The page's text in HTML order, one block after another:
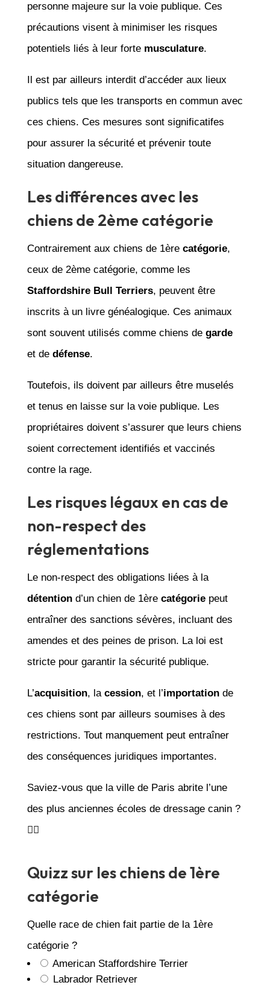
personne majeure sur la voie publique. Ces
précautions visent à minimiser les risques
potentiels liés à leur forte musculature.
Il est par ailleurs interdit d’accéder aux lieux
publics tels que les transports en commun avec
ces chiens. Ces mesures sont significatifes
pour assurer la sécurité et prévenir toute
situation dangereuse.
Les différences avec les
chiens de 2ème catégorie
Contrairement aux chiens de 1ère catégorie,
ceux de 2ème catégorie, comme les
Staffordshire Bull Terriers, peuvent être
inscrits à un livre généalogique. Ces animaux
sont souvent utilisés comme chiens de garde
et de défense.
Toutefois, ils doivent par ailleurs être muselés
et tenus en laisse sur la voie publique. Les
propriétaires doivent s’assurer que leurs chiens
soient correctement identifiés et vaccinés
contre la rage.
Les risques légaux en cas de
non-respect des
réglementations
Le non-respect des obligations liées à la
détentiond’un chien de 1ère catégoriepeut
entraîner des sanctions sévères, incluant des
amendes et des peines de prison. La loi est
stricte pour garantir la sécurité publique.
L’acquisition, la cession, et l’importationde
ces chiens sont par ailleurs soumises à des
restrictions. Tout manquement peut entraîner
des conséquences juridiques importantes.
Saviez-vous que la ville de Paris abrite l’une
des plus anciennes écoles de dressage canin ?
🐕‍🦺
Quizz sur les chiens de 1ère
catégorie
Quelle race de chien fait partie de la 1ère
catégorie ?
American Staffordshire Terrier
Labrador Retriever